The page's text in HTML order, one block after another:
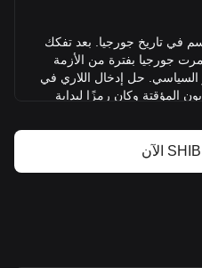
في تاريخ جورجيا. بعد تفكك
السوفيتي في عام 1991، مرت جورجيا بفترة من الأزمة
السياسي. حل إدخال اللاري في
المؤقتة وكان رمزًا لبداية
للمعاملات الاقتصادية
وفخرها.